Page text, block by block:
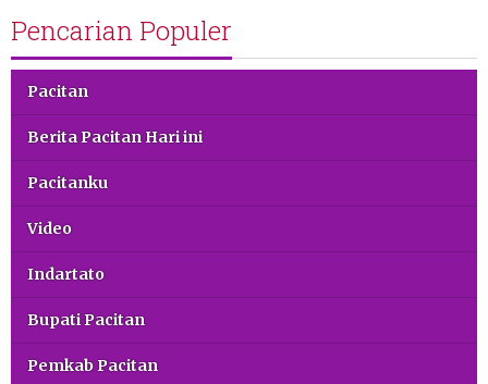
Pencarian Populer
Pacitan
Berita Pacitan Hari ini
Pacitanku
Video
Indartato
Bupati Pacitan
Pemkab Pacitan